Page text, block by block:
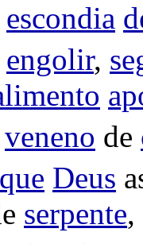
escondia
engolir,
veneno de
Deus
serpente,